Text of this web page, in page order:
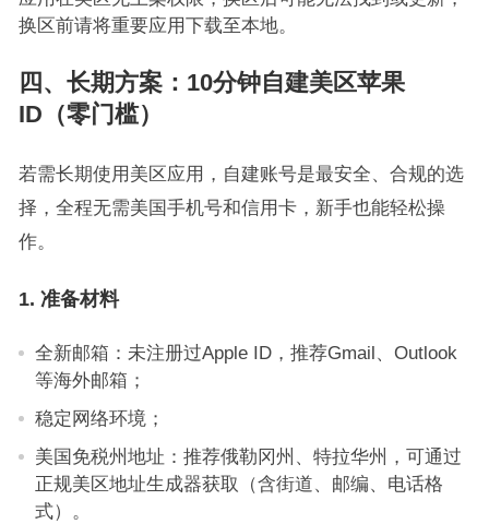
换区前请将重要应用下载至本地。
四、长期方案：10分钟自建美区苹果
ID（零门槛）
若需长期使用美区应用，自建账号是最安全、合规的选
择，全程无需美国手机号和信用卡，新手也能轻松操
作。
1. 准备材料
全新邮箱：未注册过Apple ID，推荐Gmail、Outlook
等海外邮箱；
稳定网络环境；
美国免税州地址：推荐俄勒冈州、特拉华州，可通过
正规美区地址生成器获取（含街道、邮编、电话格
式）。